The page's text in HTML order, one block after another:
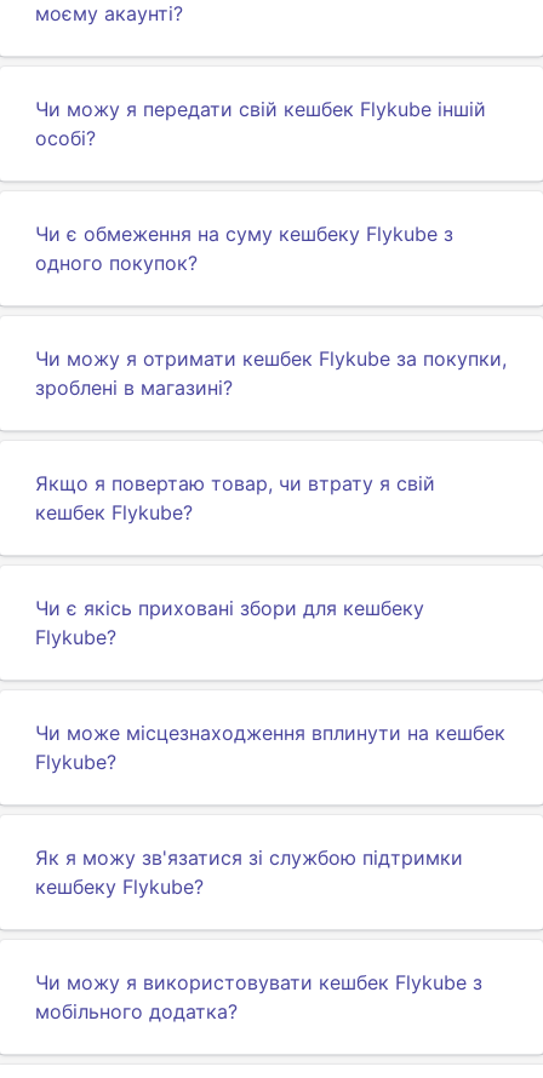
моєму акаунті?
Чи можу я передати свій кешбек Flykube іншій
особі?
Чи є обмеження на суму кешбеку Flykube з
одного покупок?
Чи можу я отримати кешбек Flykube за покупки,
зроблені в магазині?
Якщо я повертаю товар, чи втрату я свій
кешбек Flykube?
Чи є якісь приховані збори для кешбеку
Flykube?
Чи може місцезнаходження вплинути на кешбек
Flykube?
Як я можу зв'язатися зі службою підтримки
кешбеку Flykube?
Чи можу я використовувати кешбек Flykube з
мобільного додатка?